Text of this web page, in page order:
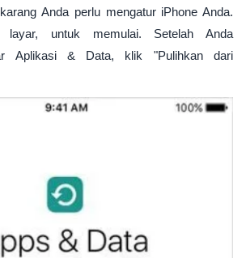
Anda perlu mengatur iPhone Anda.
untuk memulai. Setelah Anda
Aplikasi & Data, klik "Pulihkan dari